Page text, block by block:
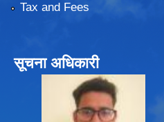
Tax and Fees
सूचना अधिकारी